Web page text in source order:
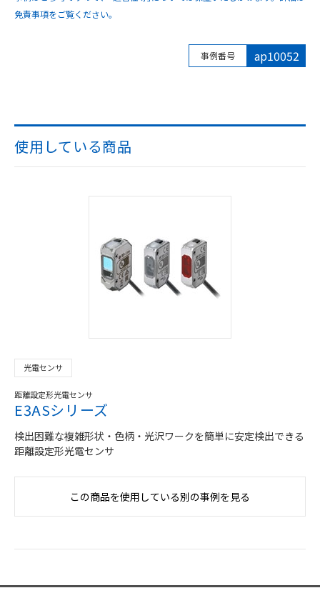
免責事項をご覧ください。
事例番号 ap10052
使用している商品
距離設定形光電センサ
E3ASシリーズ
検出困難な複雑形状・色柄・光沢ワークを簡単に安定検出できる
距離設定形光電センサ
光電センサ
この商品を使用している別の事例を見る